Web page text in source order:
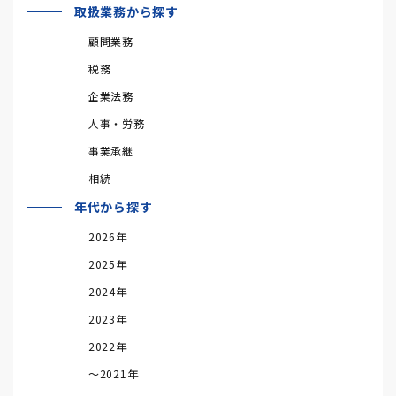
取扱業務から探す
顧問業務
税務
企業法務
人事・労務
事業承継
相続
年代から探す
2026年
2025年
2024年
2023年
2022年
～2021年